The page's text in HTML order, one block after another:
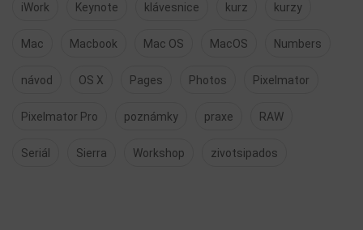
iWork Keynote klávesnice kurz kurzy
Mac Macbook Mac OS MacOS Numbers
návod OS X Pages Photos Pixelmator
Pixelmator Pro poznámky praxe RAW
Seriál Sierra Workshop zivotsipados